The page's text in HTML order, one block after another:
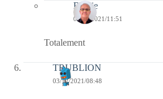
Bernie
04/12/2021/11:51
Totalement
TRUBLION
03/12/2021/08:48